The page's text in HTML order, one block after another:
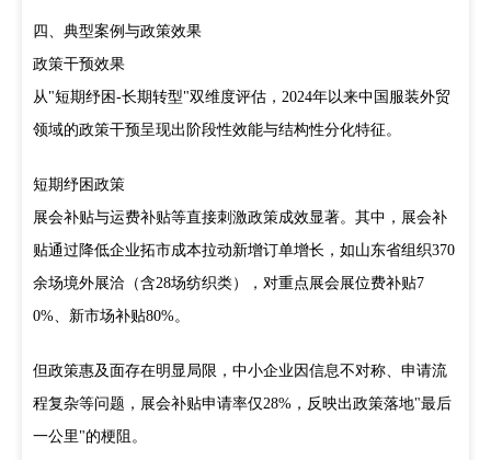
四、典型案例与政策效果
政策干预效果
从"短期纾困-长期转型"双维度评估，2024年以来中国服装外贸
领域的政策干预呈现出阶段性效能与结构性分化特征。
短期纾困政策
展会补贴与运费补贴等直接刺激政策成效显著。其中，展会补
贴通过降低企业拓市成本拉动新增订单增长，如山东省组织370
余场境外展洽（含28场纺织类），对重点展会展位费补贴7
0%、新市场补贴80%。
但政策惠及面存在明显局限，中小企业因信息不对称、申请流
程复杂等问题，展会补贴申请率仅28%，反映出政策落地"最后
一公里"的梗阻。